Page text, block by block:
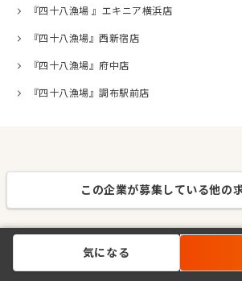
『四十八漁場 』エキニア横浜店
『四十八漁場』西新宿店
『四十八漁場』府中店
『四十八漁場』調布駅前店
この企業が募集している他の
気になる